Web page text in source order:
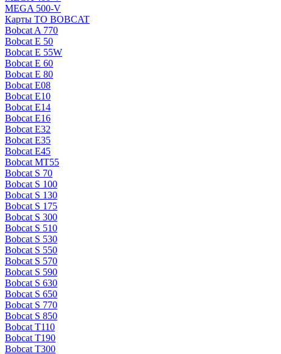
MEGA 500-V
Карты ТО BOBCAT
Bobcat A 770
Bobcat E 50
Bobcat E 55W
Bobcat E 60
Bobcat E 80
Bobcat E08
Bobcat E10
Bobcat E14
Bobcat E16
Bobcat E32
Bobcat E35
Bobcat E45
Bobcat MT55
Bobcat S 70
Bobcat S 100
Bobcat S 130
Bobcat S 175
Bobcat S 300
Bobcat S 510
Bobcat S 530
Bobcat S 550
Bobcat S 570
Bobcat S 590
Bobcat S 630
Bobcat S 650
Bobcat S 770
Bobcat S 850
Bobcat T110
Bobcat T190
Bobcat T300